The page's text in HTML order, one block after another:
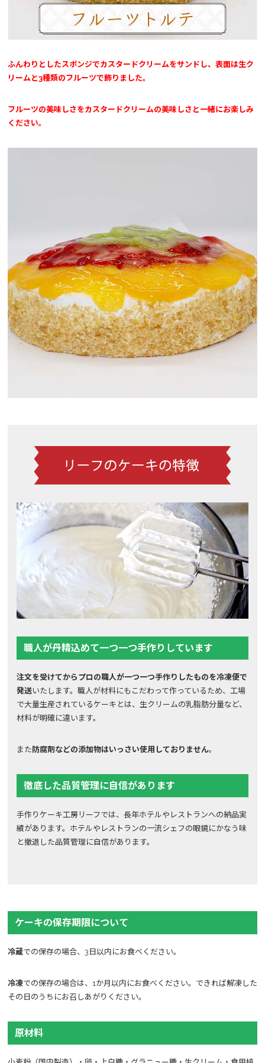
ふんわりとしたスポンジでカスタードクリームをサンドし、表面は生ク
リームと3種類のフルーツで飾りました。
フルーツの美味しさをカスタードクリームの美味しさと一緒にお楽しみ
ください。
職人が丹精込めて一つ一つ手作りしています
注文を受けてからプロの職人が一つ一つ手作りしたものを冷凍便で
発送いたします。職人が材料にもこだわって作っているため、工場
で大量生産されているケーキとは、生クリームの乳脂肪分量など、
材料が明確に違います。
また 防腐剤などの添加物はいっさい使用しておりません。
徹底した品質管理に自信があります
手作りケーキ工房リーフでは、長年ホテルやレストランへの納品実
績があります。ホテルやレストランの一流シェフの眼鏡にかなう味
と撤退した品質管理に自信があります。
ケーキの保存期限について
冷蔵での保存の場合、3日以内にお食べください。
冷凍での保存の場合は、1か月以内にお食べください。できれば解凍した
その日のうちにお召しあがりください。
原材料